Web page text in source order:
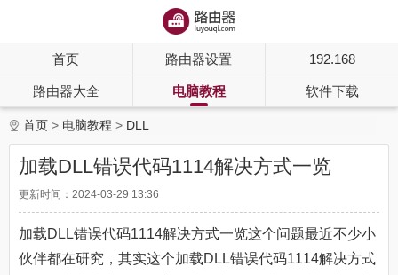
首页 路由器设置 192.168
路由器大全 电脑教程 软件下载
首页 电脑教程 DLL
加载DLL错误代码1114解决方式一览
更新时间：2024-03-29 13:36
加载DLL错误代码1114解决方式一览这个问题最近不少小
伙伴都在研究，其实这个加载DLL错误代码1114解决方式